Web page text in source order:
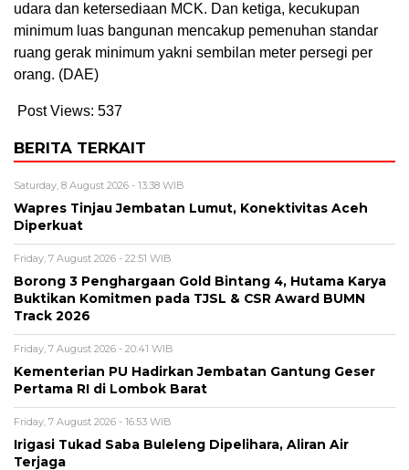
udara dan ketersediaan MCK. Dan ketiga, kecukupan
minimum luas bangunan mencakup pemenuhan standar
ruang gerak minimum yakni sembilan meter persegi per
orang. (DAE)
Post Views: 537
BERITA TERKAIT
Saturday, 8 August 2026 - 13:38 WIB
Wapres Tinjau Jembatan Lumut, Konektivitas Aceh
Diperkuat
Friday, 7 August 2026 - 22:51 WIB
Borong 3 Penghargaan Gold Bintang 4, Hutama Karya
Buktikan Komitmen pada TJSL & CSR Award BUMN
Track 2026
Friday, 7 August 2026 - 20:41 WIB
Kementerian PU Hadirkan Jembatan Gantung Geser
Pertama RI di Lombok Barat
Friday, 7 August 2026 - 16:53 WIB
Irigasi Tukad Saba Buleleng Dipelihara, Aliran Air
Terjaga